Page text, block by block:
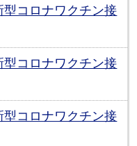
コロナワクチン接
コロナワクチン接
コロナワクチン接